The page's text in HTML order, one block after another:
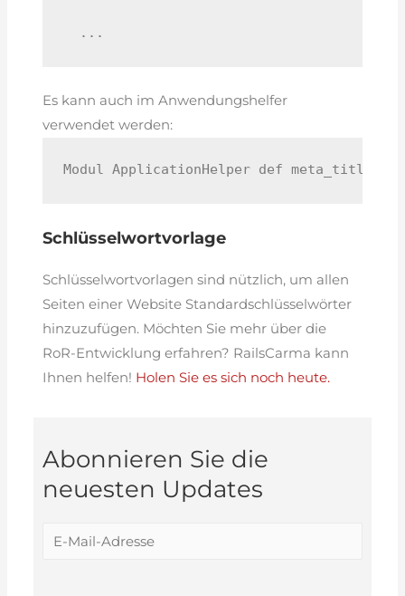
Es kann auch im Anwendungshelfer
verwendet werden:
Modul ApplicationHelper def
Schlüsselwortvorlage
Schlüsselwortvorlagen sind nützlich, um allen
Seiten einer Website Standardschlüsselwörter
hinzuzufügen. Möchten Sie mehr über die
RoR-Entwicklung erfahren? RailsCarma kann
Ihnen helfen! Holen Sie es sich noch heute.
Abonnieren Sie die
neuesten Updates